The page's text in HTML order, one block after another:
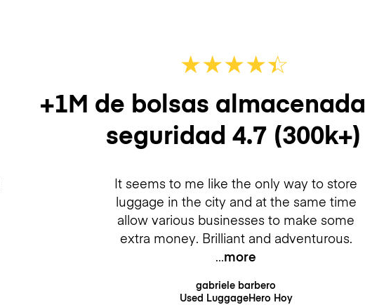
★★★★☆
★
+1M de bolsas
seguridad 4.7 (300k+)
It seems to me like the only way to store
luggage in the city and at the same time
allow various businesses to make some
extra money. Brilliant and adventurous.
more
gabriele barbero
Used LuggageHero Hoy